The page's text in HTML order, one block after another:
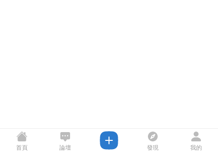
首頁 論壇 發現 我的